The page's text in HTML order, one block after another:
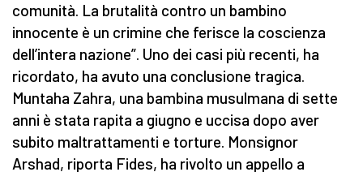
comunità. La brutalità contro un bambino
innocente è un crimine che ferisce la coscienza
dell’intera nazione”. Uno dei casi più recenti, ha
ricordato, ha avuto una conclusione tragica.
Muntaha Zahra, una bambina musulmana di sette
anni è stata rapita a giugno e uccisa dopo aver
subito maltrattamenti e torture. Monsignor
Arshad, riporta Fides, ha rivolto un appello a